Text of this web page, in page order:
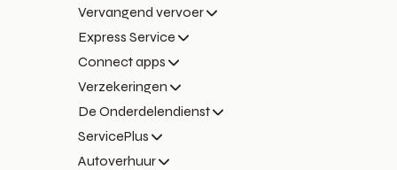
Vervangend vervoer
Express Service
Connect apps
Verzekeringen
De Onderdelendienst
ServicePlus
Autoverhuur